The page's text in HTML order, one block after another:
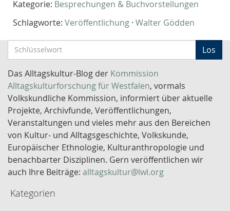
Kategorie: Besprechungen & Buchvorstellungen
Schlagworte: Veröffentlichung · Walter Gödden
c
h
l
ü
s
s
e
l
w
o
Los
Das Alltagskultur-Blog der Kommission
Alltagskulturforschung für Westfalen, vormals
Volkskundliche Kommission, informiert über aktuelle
Projekte, Archivfunde, Veröffentlichungen,
Veranstaltungen und vieles mehr aus den Bereichen
von Kultur- und Alltagsgeschichte, Volkskunde,
Europäischer Ethnologie, Kulturanthropologie und
benachbarter Disziplinen. Gern veröffentlichen wir
auch Ihre Beiträge: alltagskultur@lwl.org
Kategorien